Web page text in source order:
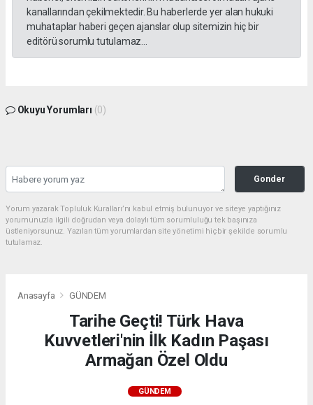
kanallarından çekilmektedir. Bu haberlerde yer alan hukuki
muhataplar haberi geçen ajanslar olup sitemizin hiç bir
editörü sorumlu tutulamaz...
Okuyu Yorumları (0)
Gonder
Yorum yazarak Topluluk Kuralları’nı kabul etmiş bulunuyor ve siteye yaptığınız
yorumunuzla ilgili doğrudan veya dolaylı tüm sorumluluğu tek başınıza
üstleniyorsunuz. Yazılan tüm yorumlardan site yönetimi hiçbir şekilde sorumlu
tutulamaz.
Anasayfa GÜNDEM
Tarihe Geçti! Türk Hava
Kuvvetleri'nin İlk Kadın Paşası
Armağan Özel Oldu
GÜNDEM